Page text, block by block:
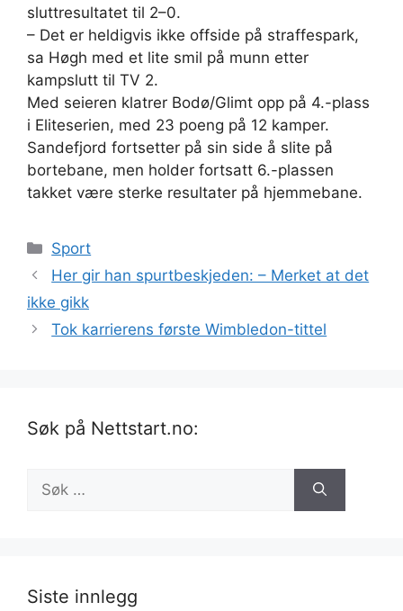
sluttresultatet til 2–0.
– Det er heldigvis ikke offside på straffespark,
sa Høgh med et lite smil på munn etter
kampslutt til TV 2.
Med seieren klatrer Bodø/Glimt opp på 4.-plass
i Eliteserien, med 23 poeng på 12 kamper.
Sandefjord fortsetter på sin side å slite på
bortebane, men holder fortsatt 6.-plassen
takket være sterke resultater på hjemmebane.
Kategorier
Sport
Her gir han spurtbeskjeden: – Merket at det
ikke gikk
Tok karrierens første Wimbledon-tittel
Søk på Nettstart.no:
etter:
Siste innlegg